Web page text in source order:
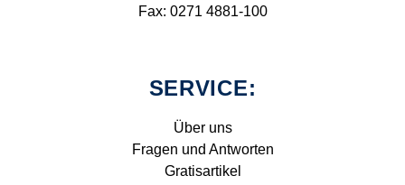
Fax: 0271 4881-100
SERVICE:
Über uns
Fragen und Antworten
Gratisartikel